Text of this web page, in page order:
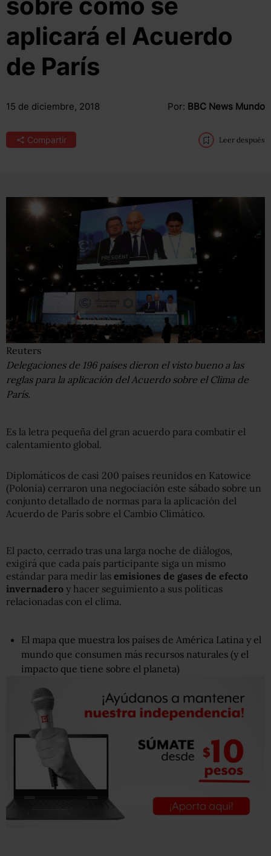
aplicará el Acuerdo
de París
15 de diciembre, 2018 Por: BBC News Mundo
Compartir Leer después
Reuters
Delegaciones de 196 países dieron el visto bueno a las
reglas para la aplicación del Acuerdo sobre el Clima de
París.
Es la letra pequeña del gran acuerdo para combatir el
calentamiento global.
Diplomáticos de casi 200 países reunidos en Katowice
(Polonia) cerraron una negociación este sábado sobre un
conjunto detallado de normas para la aplicación del
Acuerdo de París sobre el Cambio Climático.
El pacto, cerrado tras una larga noche de diálogos,
exigirá que cada país participante siga un mismo
estándar para medir las emisiones de gases de efecto
invernadero y hacer seguimiento a sus políticas
relacionadas con el clima.
El mapa que muestra los países de América Latina y el
mundo que consumen más recursos naturales (y el
impacto que tiene sobre el planeta)